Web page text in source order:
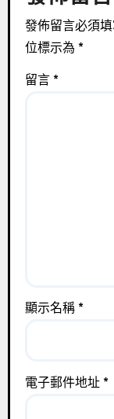
發佈留言必須
位標示為 *
留言 *
顯示名稱 *
電子郵件地址 *